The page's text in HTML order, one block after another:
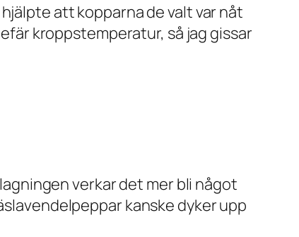
att kopparna de valt var nåt
kroppstemperatur, så jag gissar
verkar det mer bli något
kanske dyker upp